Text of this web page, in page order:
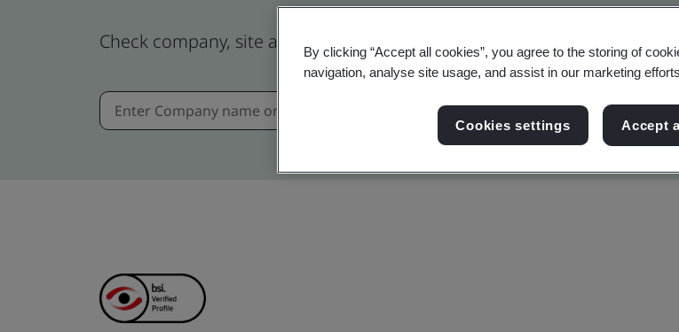
Check company, site and product certificates - Validation and Verification
By clicking “Accept all cookies”, you agree to the storing of
navigation, analyse site usage, and assist in our marketing
Cookies settings Accept